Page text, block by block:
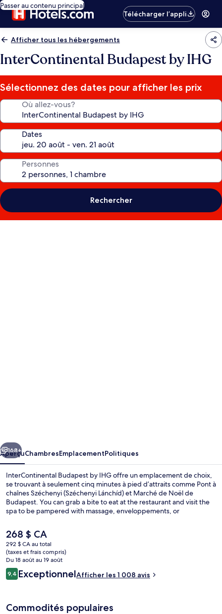
Passer au contenu principal
Télécharger l’appli
Afficher tous les hébergements
InterContinental Budapest by IHG
Sélectionnez des dates pour afficher les prix
Où allez-vous?
Dates
Personnes
Rechercher
IHG
Suivant
168+
AperçuChambresEmplacementPolitiques
InterContinental Budapest by IHG offre un emplacement de choix,
se trouvant à seulement cinq minutes à pied d’attraits comme Pont à
chaînes Széchenyi (Széchenyi Lánchíd) et Marché de Noël de
Budapest. You can grab a bite to eat at the restaurant and visit the
spa to be pampered with massage, enveloppements, or
luxe figurent une piscine intérieure, un bar-salon et un centre
d’entraînement physique. Les autres voyageurs adorent le
personnel serviable et le déjeuner. L’hébergement se situe à
quelques minutes de marche du transport en commun : Eötvös tér
Tram Stop est à quelques pas et Vigadó tér Tram Stop se trouve
à 4 minutes.
Le
prix
actuel
est
de 268 $ CA
268 $ CA
292 $ CA au total
(taxes et frais compris)
Du 18 août au 19 août
Avis
9,49,4 sur 10 –
ExceptionnelAfficher les 1 008 avis
Commodités populaires